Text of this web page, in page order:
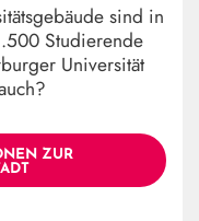
sind in
Studierende
Universität
ZUR